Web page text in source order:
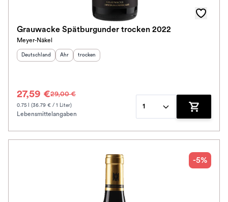
Grauwacke Spätburgunder trocken 2022
Meyer-Näkel
Herkunftsland
Deutschland Herkunftsregion
Ahr Geschmack
trocken
27,59 €29,00 €
0.75 l (36.79 € / 1 Liter)
Lebensmittelangaben
1
Zum
-5%